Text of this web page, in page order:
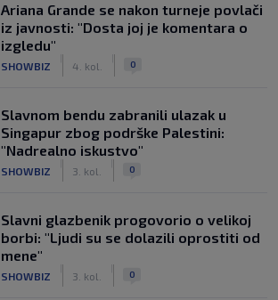
Ariana Grande se nakon turneje povlači
iz javnosti: "Dosta joj je komentara o
izgledu"
SHOWBIZ 4. kol. 0
Slavnom bendu zabranili ulazak u
Singapur zbog podrške Palestini:
"Nadrealno iskustvo"
SHOWBIZ 3. kol. 0
Slavni glazbenik progovorio o velikoj
borbi: "Ljudi su se dolazili oprostiti od
mene"
SHOWBIZ 3. kol. 0